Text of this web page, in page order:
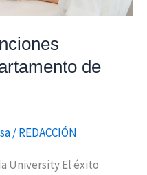
de
/REDACCIÓN
University El éxito